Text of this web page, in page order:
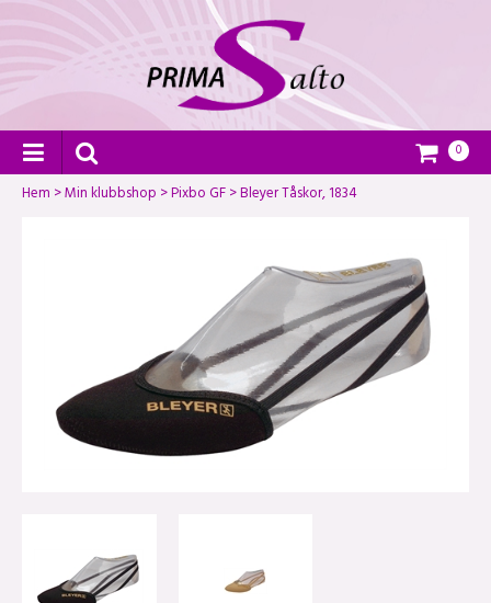
0
Hem >Min klubbshop >Pixbo GF>Bleyer Tåskor, 1834